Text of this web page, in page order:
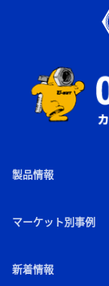
製品情報
マーケット別事例
新着情報